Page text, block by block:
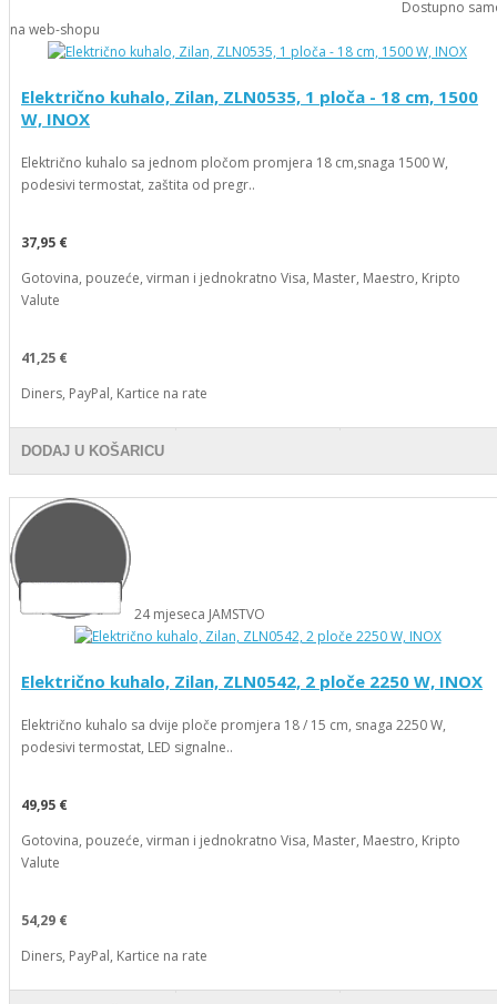
Dostupno
na web-shopu
Električno kuhalo, Zilan, ZLN0535, 1 ploča - 18 cm, 1500
W, INOX
Električno kuhalo sa jednom pločom promjera 18 cm,snaga 1500 W,
podesivi termostat, zaštita od pregr..
37,95 €
Gotovina, pouzeće, virman i jednokratno Visa, Master, Maestro, Kripto
Valute
41,25 €
Diners, PayPal, Kartice na rate
DODAJ U KOŠARICU
24 mjeseca JAMSTVO
Električno kuhalo, Zilan, ZLN0542, 2 ploče 2250 W, INOX
Električno kuhalo sa dvije ploče promjera 18 / 15 cm, snaga 2250 W,
podesivi termostat, LED signalne..
49,95 €
Gotovina, pouzeće, virman i jednokratno Visa, Master, Maestro, Kripto
Valute
54,29 €
Diners, PayPal, Kartice na rate